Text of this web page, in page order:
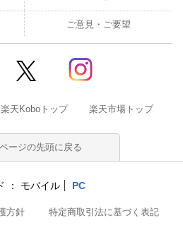
ご意見・ご要望
楽天Koboトップ 楽天市場トップ
ージの先頭に戻る
モバイル PC
方針 特定商取引法に基づく表記